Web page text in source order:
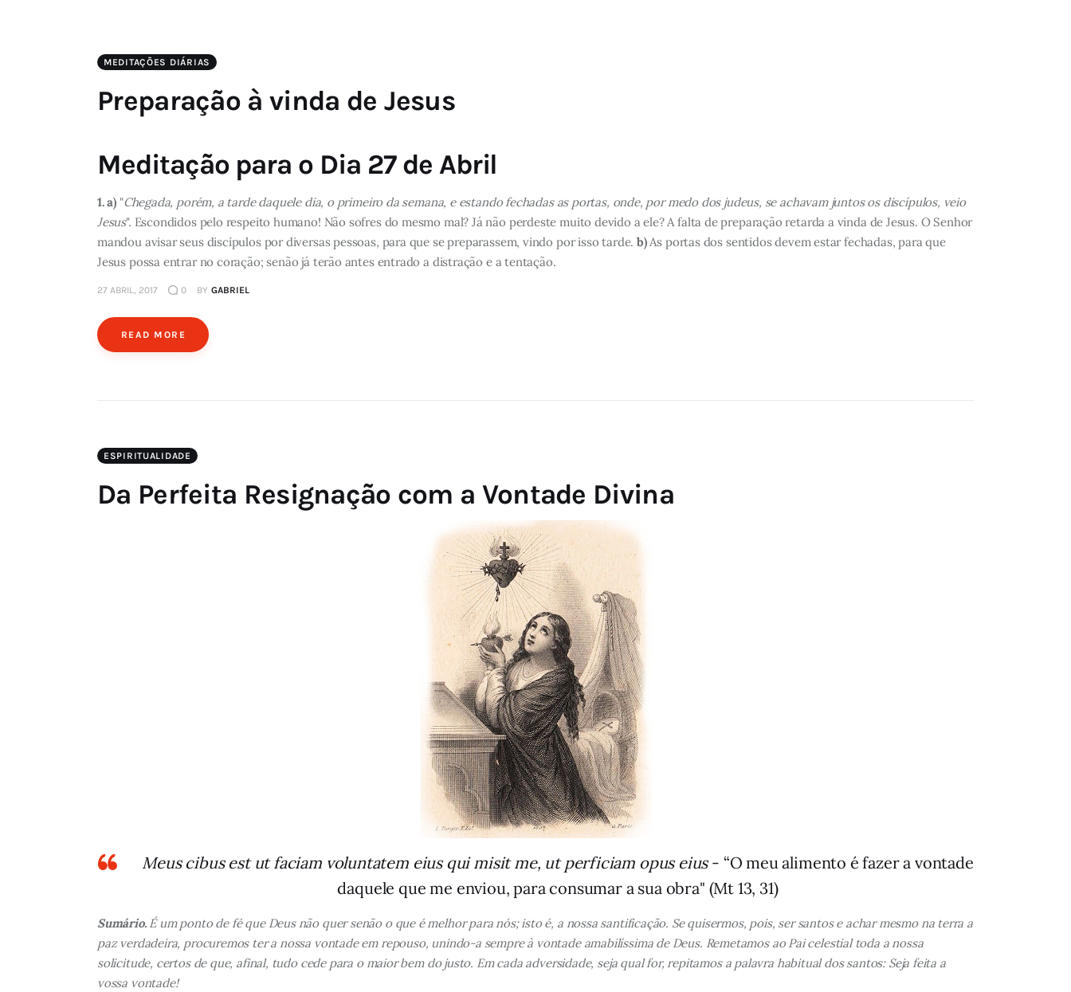
MEDITAÇÕES DIÁRIAS
Preparação à vinda de Jesus
Meditação para o Dia 27 de Abril
1. a) "Chegada, porém, a tarde daquele dia, o primeiro da semana, e estando fechadas as portas, onde, por medo dos judeus, se achavam juntos os discípulos, veio
Jesus". Escondidos pelo respeito humano! Não sofres do mesmo mal? Já não perdeste muito devido a ele? A falta de preparação retarda a vinda de Jesus. O Senhor
mandou avisar seus discípulos por diversas pessoas, para que se preparassem, vindo por isso tarde. b)As portas dos sentidos devem estar fechadas, para que
Jesus possa entrar no coração; senão já terão antes entrado a distração e a tentação.
27 ABRIL, 2017 0 BY GABRIEL
READ MORE
ESPIRITUALIDADE
Da Perfeita Resignação com a Vontade Divina
Meus cibus est ut faciam voluntatem eius qui misit me, ut perficiam opus eius- “O meu alimento é fazer a vontade
daquele que me enviou, para consumar a sua obra" (Mt 13, 31)
Sumário.É um ponto de fé que Deus não quer senão o que é melhor para nós; isto é, a nossa santificação. Se quisermos, pois, ser santos e achar mesmo na terra a
paz verdadeira, procuremos ter a nossa vontade em repouso, unindo-a sempre à vontade amabilíssima de Deus. Remetamos ao Pai celestial toda a nossa
solicitude, certos de que, afinal, tudo cede para o maior bem do justo. Em cada adversidade, seja qual for, repitamos a palavra habitual dos santos: Seja feita a
vossa vontade!